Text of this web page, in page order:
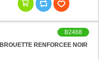
BROUETTE RENFORCEE NOIR
B2468